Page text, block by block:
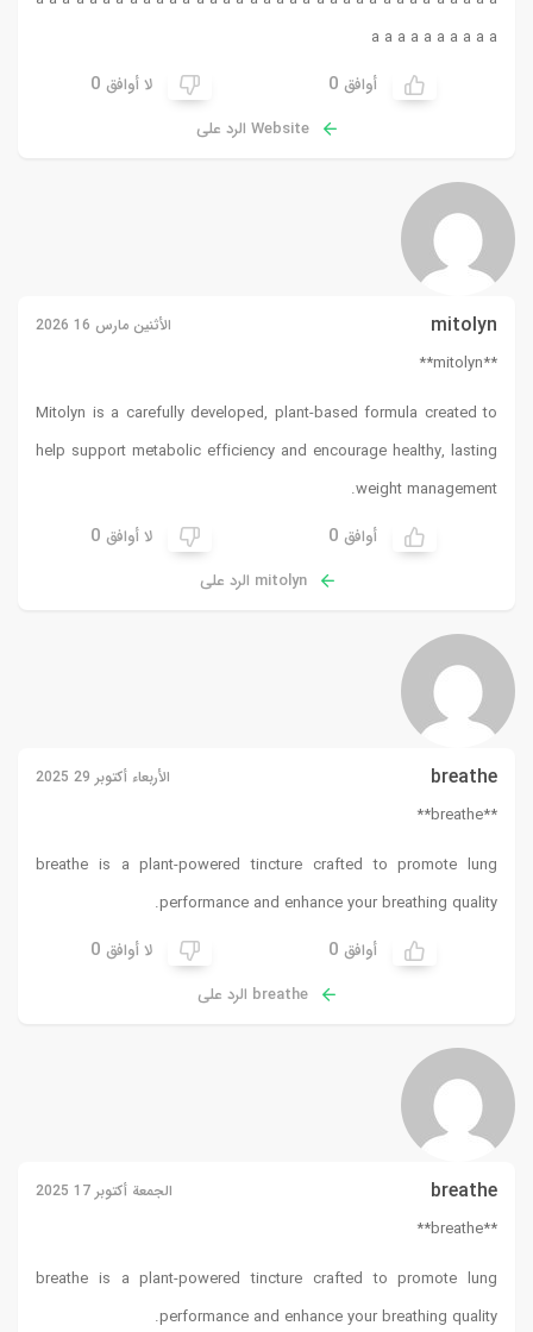
a a a a a a a a a a
أوافق 0 لا أوافق 0
Website الرد على
mitolyn الأثنين مارس 16 2026
**mitolyn**
Mitolyn is a carefully developed, plant-based formula created to
help support metabolic efficiency and encourage healthy, lasting
weight management.
أوافق 0 لا أوافق 0
mitolyn الرد على
breathe الأربعاء أكتوبر 29 2025
** breathe**
breathe is a plant-powered tincture crafted to promote lung
performance and enhance your breathing quality.
أوافق 0 لا أوافق 0
breathe الرد على
breathe الجمعة أكتوبر 17 2025
** breathe**
breathe is a plant-powered tincture crafted to promote lung
performance and enhance your breathing quality.